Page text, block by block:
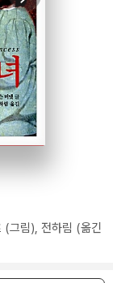
(그림), 전하림 (옮긴